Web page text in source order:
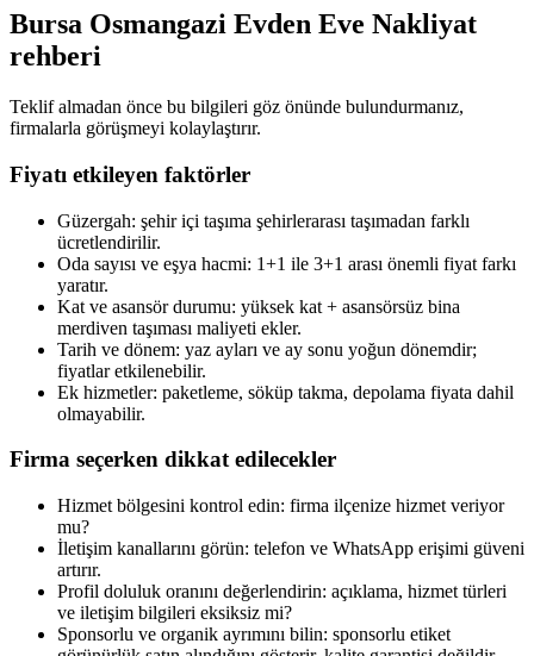
Bursa Osmangazi Evden Eve Nakliyat
rehberi
Teklif almadan önce bu bilgileri göz önünde bulundurmanız,
firmalarla görüşmeyi kolaylaştırır.
Fiyatı etkileyen faktörler
Güzergah: şehir içi taşıma şehirlerarası taşımadan farklı
ücretlendirilir.
Oda sayısı ve eşya hacmi: 1+1 ile 3+1 arası önemli fiyat farkı
yaratır.
Kat ve asansör durumu: yüksek kat + asansörsüz bina
merdiven taşıması maliyeti ekler.
Tarih ve dönem: yaz ayları ve ay sonu yoğun dönemdir;
fiyatlar etkilenebilir.
Ek hizmetler: paketleme, söküp takma, depolama fiyata dahil
olmayabilir.
Firma seçerken dikkat edilecekler
Hizmet bölgesini kontrol edin: firma ilçenize hizmet veriyor
mu?
İletişim kanallarını görün: telefon ve WhatsApp erişimi güveni
artırır.
Profil doluluk oranını değerlendirin: açıklama, hizmet türleri
ve iletişim bilgileri eksiksiz mi?
Sponsorlu ve organik ayrımını bilin: sponsorlu etiket